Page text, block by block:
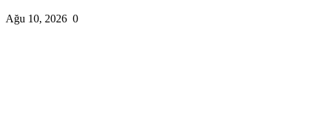
Ağu 10, 2026 0